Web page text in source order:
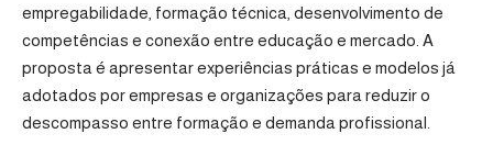
empregabilidade, formação técnica, desenvolvimento de
competências e conexão entre educação e mercado. A
proposta é apresentar experiências práticas e modelos já
adotados por empresas e organizações para reduzir o
descompasso entre formação e demanda profissional.